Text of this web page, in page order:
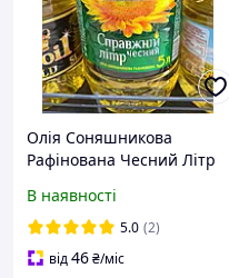
Олія Соняшникова
Рафінована Чесний Літр
В наявності
5.0 (2)
від46₴/міс